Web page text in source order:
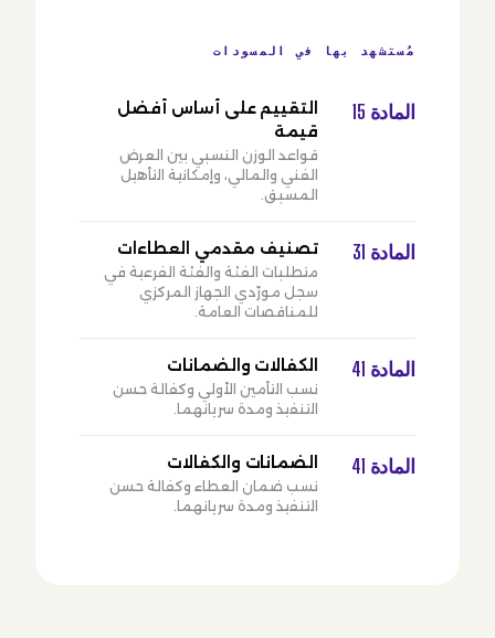
مُستشهد بها في المسودات
المادة 15
التقييم على أساس أفضل
قيمة
قواعد الوزن النسبي بين العرض
الفني والمالي، وإمكانية التأهيل
المسبق.
المادة 31 تصنيف مقدمي العطاءات
متطلبات الفئة والفئة الفرعية في
سجل مورّدي الجهاز المركزي
للمناقصات العامة.
المادة 41 الكفالات والضمانات
نسب التأمين الأولي وكفالة حسن
التنفيذ ومدة سريانهما.
المادة 41 الضمانات والكفالات
نسب ضمان العطاء وكفالة حسن
التنفيذ ومدة سريانهما.